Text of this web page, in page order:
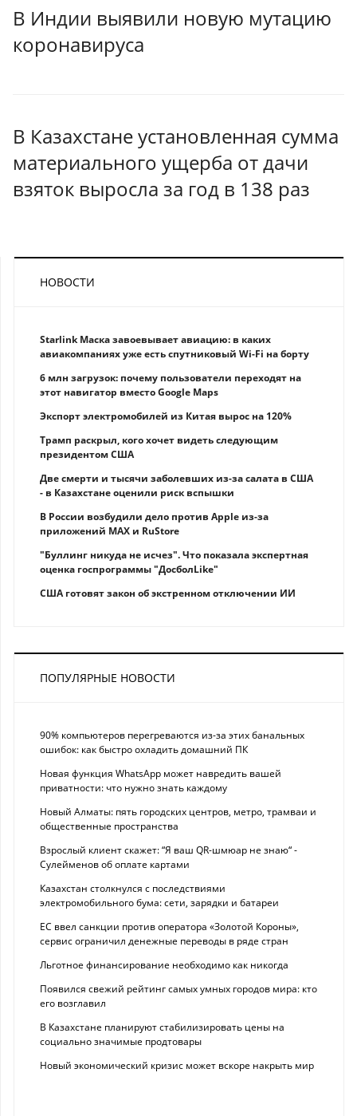
В Индии выявили новую мутацию
коронавируса
В Казахстане установленная сумма
материального ущерба от дачи
взяток выросла за год в 138 раз
НОВОСТИ
Starlink Маска завоевывает авиацию: в каких
авиакомпаниях уже есть спутниковый Wi-Fi на борту
6 млн загрузок: почему пользователи переходят на
этот навигатор вместо Google Maps
Экспорт электромобилей из Китая вырос на 120%
Трамп раскрыл, кого хочет видеть следующим
президентом США
Две смерти и тысячи заболевших из-за салата в США
- в Казахстане оценили риск вспышки
В России возбудили дело против Apple из-за
приложений MAX и RuStore
"Буллинг никуда не исчез". Что показала экспертная
оценка госпрограммы "ДосболLike"
США готовят закон об экстренном отключении ИИ
ПОПУЛЯРНЫЕ НОВОСТИ
90% компьютеров перегреваются из-за этих банальных
ошибок: как быстро охладить домашний ПК
Новая функция WhatsApp может навредить вашей
приватности: что нужно знать каждому
Новый Алматы: пять городских центров, метро, трамваи и
общественные пространства
Взрослый клиент скажет: “Я ваш QR-шмюар не знаю“ -
Сулейменов об оплате картами
Казахстан столкнулся с последствиями
электромобильного бума: сети, зарядки и батареи
ЕС ввел санкции против оператора «Золотой Короны»,
сервис ограничил денежные переводы в ряде стран
Льготное финансирование необходимо как никогда
Появился свежий рейтинг самых умных городов мира: кто
его возглавил
В Казахстане планируют стабилизировать цены на
социально значимые продтовары
Новый экономический кризис может вскоре накрыть мир